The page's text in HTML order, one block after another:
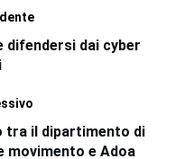
dai cyber
tra il dipartimento di
movimento e Adoa